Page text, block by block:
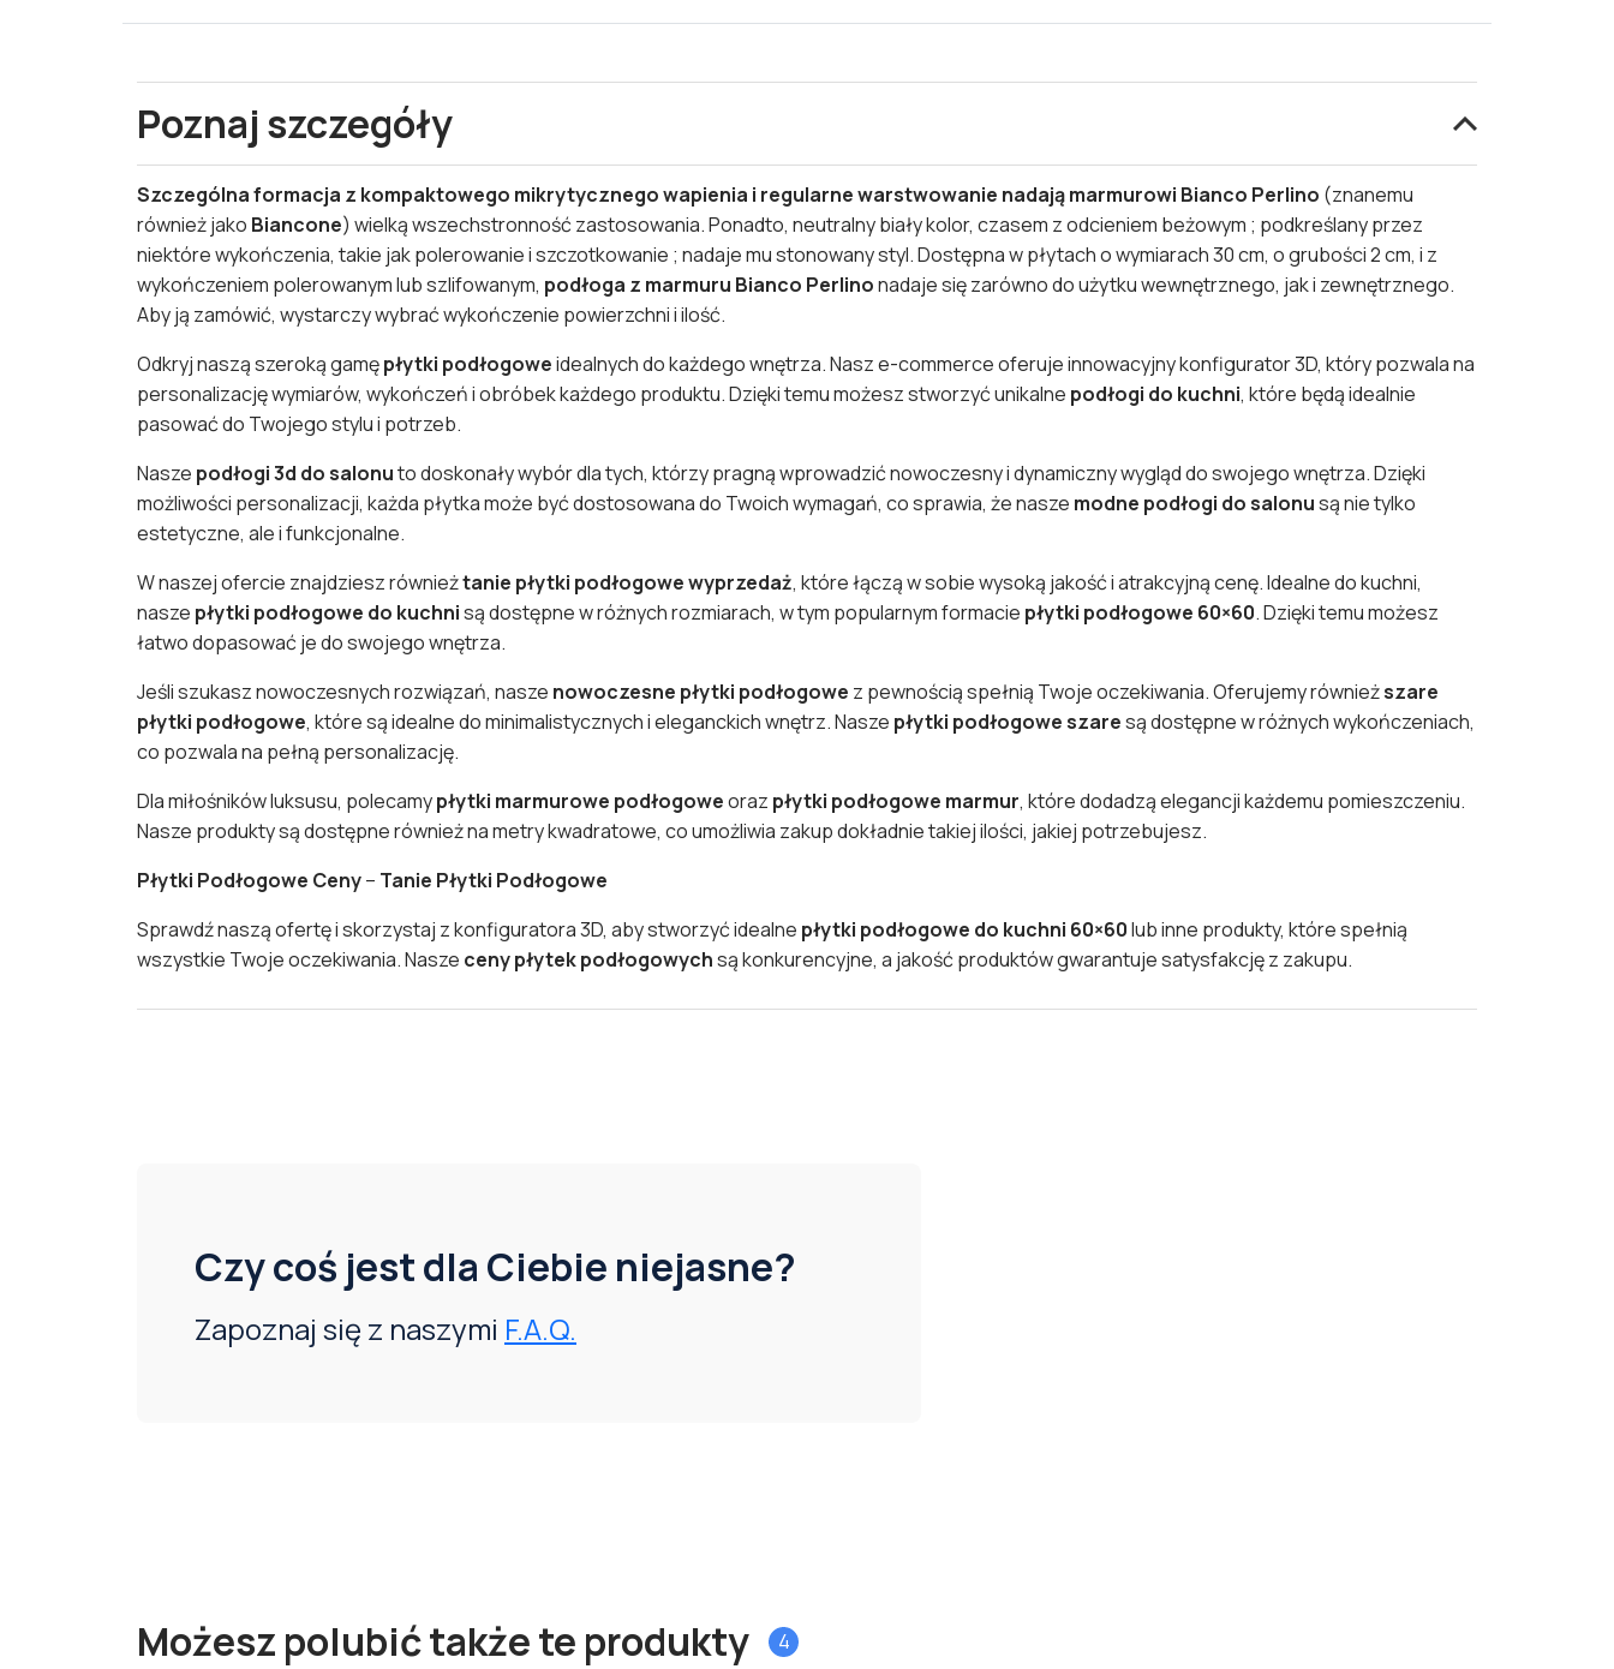
Poznaj szczegóły
Szczególna formacja z kompaktowego mikrytycznego wapienia i regularne warstwowanie nadają marmurowi Bianco Perlino (znanemu
również jako Biancone) wielką wszechstronność zastosowania. Ponadto, neutralny biały kolor, czasem z odcieniem beżowym ; podkreślany przez
niektóre wykończenia, takie jak polerowanie i szczotkowanie ; nadaje mu stonowany styl. Dostępna w płytach o wymiarach 30 cm, o grubości 2 cm, i z
wykończeniem polerowanym lub szlifowanym, podłoga z marmuru Bianco Perlinonadaje się zarówno do użytku wewnętrznego, jak i zewnętrznego.
Aby ją zamówić, wystarczy wybrać wykończenie powierzchni i ilość.
Odkryj naszą szeroką gamępłytki podłogoweidealnych do każdego wnętrza. Nasz e-commerce oferuje innowacyjny konfigurator 3D, który pozwala na
personalizację wymiarów, wykończeń i obróbek każdego produktu. Dzięki temu możesz stworzyć unikalne podłogi do kuchni, które będą idealnie
pasować do Twojego stylu i potrzeb.
Nasze podłogi 3d do salonuto doskonały wybór dla tych, którzy pragną wprowadzić nowoczesny i dynamiczny wygląd do swojego wnętrza. Dzięki
możliwości personalizacji, każda płytka może być dostosowana do Twoich wymagań, co sprawia, że nasze modne podłogi do salonusą nie tylko
estetyczne, ale i funkcjonalne.
W naszej ofercie znajdziesz równieżtanie płytki podłogowe wyprzedaż, które łączą w sobie wysoką jakość i atrakcyjną cenę. Idealne do kuchni,
nasze płytki podłogowe do kuchnisą dostępne w różnych rozmiarach, w tym popularnym formacie płytki podłogowe 60×60. Dzięki temu możesz
łatwo dopasować je do swojego wnętrza.
Jeśli szukasz nowoczesnych rozwiązań, nasze nowoczesne płytki podłogowe z pewnością spełnią Twoje oczekiwania. Oferujemy równieższare
płytki podłogowe, które są idealne do minimalistycznych i eleganckich wnętrz. Nasze płytki podłogowe szaresą dostępne w różnych wykończeniach,
co pozwala na pełną personalizację.
Dla miłośników luksusu, polecamypłytki marmurowe podłogoweoraz płytki podłogowe marmur, które dodadzą elegancji każdemu pomieszczeniu.
Nasze produkty są dostępne również na metry kwadratowe, co umożliwia zakup dokładnie takiej ilości, jakiej potrzebujesz.
Płytki Podłogowe Ceny– Tanie Płytki Podłogowe
Sprawdź naszą ofertę i skorzystaj z konfiguratora 3D, aby stworzyć idealne płytki podłogowe do kuchni 60×60lub inne produkty, które spełnią
wszystkie Twoje oczekiwania. Nasze ceny płytek podłogowychsą konkurencyjne, a jakość produktów gwarantuje satysfakcję z zakupu.
Czy coś jest dla Ciebie niejasne?
Zapoznaj się z naszymi F.A.Q.
Możesz polubić także te produkty 4